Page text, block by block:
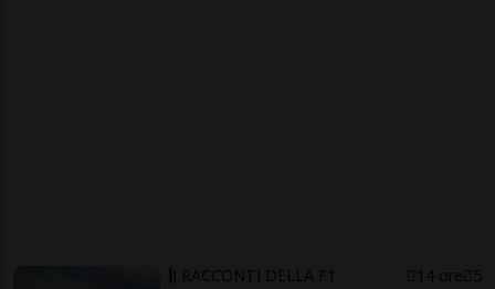
I RACCONTI DELLA F1 14 ore 5